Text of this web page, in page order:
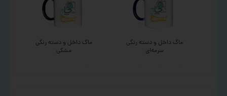
ماگ داخل و دسته رنگی
سرمه‌ای
ماگ داخل و دسته رنگی
مشکی